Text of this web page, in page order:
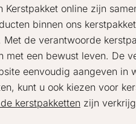
online zijn
binnen ons
de verantwoorde
een bewust leven. De
eenvoudig aangeven in
kunt u ook kiezen voor
kerstpakketten zijn